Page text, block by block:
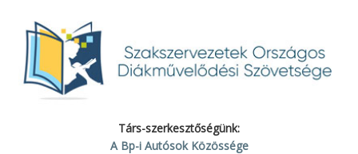
Társ-szerkesztőségünk:
A Bp-i Autósok Közössége